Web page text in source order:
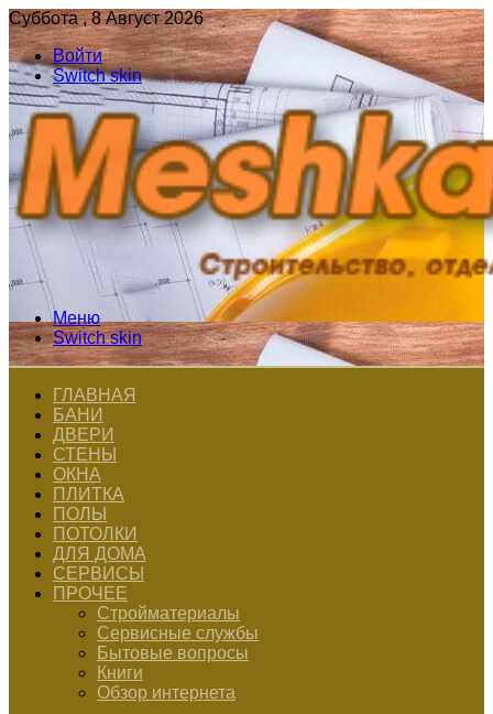
Суббота , 8 Август 2026
Войти
Switch skin
Меню
Switch skin
ГЛАВНАЯ
БАНИ
ДВЕРИ
СТЕНЫ
ОКНА
ПЛИТКА
ПОЛЫ
ПОТОЛКИ
ДЛЯ ДОМА
СЕРВИСЫ
ПРОЧЕЕ
Стройматериалы
Сервисные службы
Бытовые вопросы
Книги
Обзор интернета